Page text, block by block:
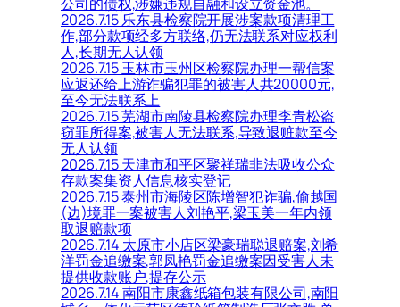
2026.7.15 乐东县检察院开展涉案款项清理工
作,部分款项经多方联络,仍无法联系对应权利
人,长期无人认领
2026.7.15 玉林市玉州区检察院办理一帮信案
应返还给上游诈骗犯罪的被害人共20000元,
至今无法联系上
2026.7.15 芜湖市南陵县检察院办理李青松盗
窃罪所得案,被害人无法联系,导致退赃款至今
无人认领
2026.7.15 天津市和平区聚祥瑞非法吸收公众
存款案集资人信息核实登记
2026.7.15 泰州市海陵区陈增智犯诈骗,偷越国
(边)境罪一案被害人刘艳平,梁玉美一年内领
取退赔款项
2026.7.14 太原市小店区梁豪瑞聪退赔案,刘希
洋罚金追缴案,郭凤艳罚金追缴案因受害人未
提供收款账户,提存公示
2026.7.14 南阳市康鑫纸箱包装有限公司,南阳